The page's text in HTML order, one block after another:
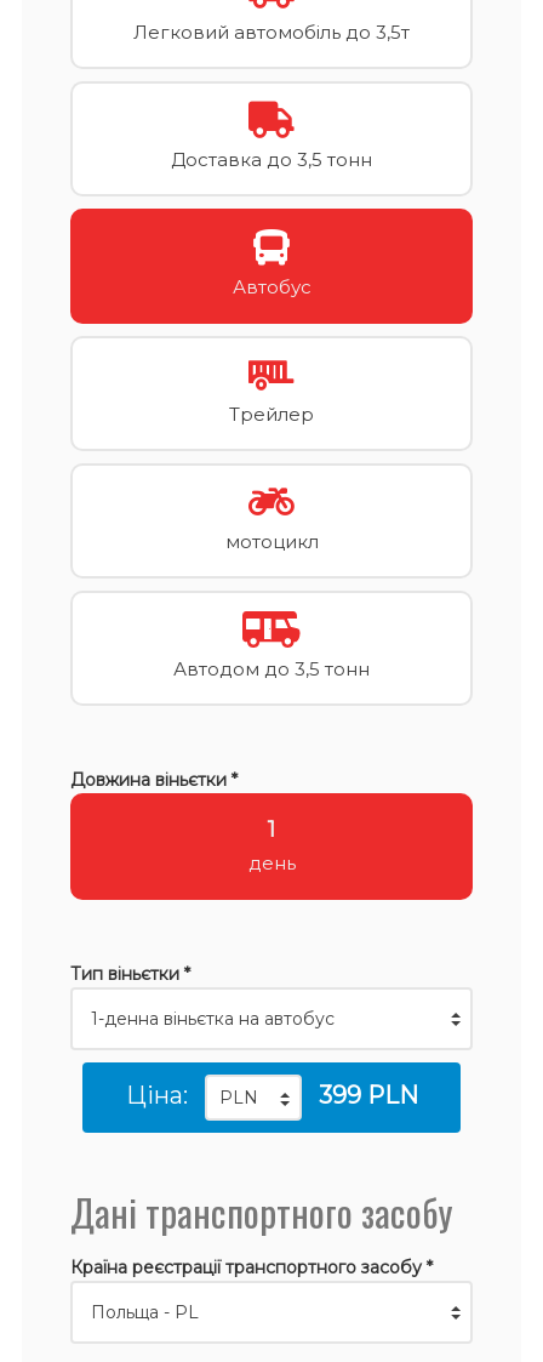
Легковий автомобіль до 3,5т
Доставка до 3,5 тонн
Автобус
Трейлер
мотоцикл
Автодом до 3,5 тонн
Довжина віньєтки *
1
день
Тип віньєтки *
Ціна: 399 PLN
Дані транспортного засобу
Країна реєстрації транспортного засобу *